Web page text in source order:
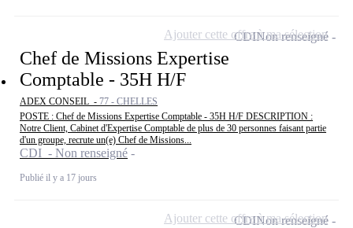
Chef de Missions Expertise
Comptable - 35H H/F
ADEX CONSEIL - 77 - CHELLES
POSTE : Chef de Missions Expertise Comptable - 35H H/F DESCRIPTION :
Notre Client, Cabinet d'Expertise Comptable de plus de 30 personnes faisant partie
d'un groupe, recrute un(e) Chef de Missions...
CDI - Non renseigné
Publié il y a 17 jours
CDINon renseigné
Ajouter cette offre à ma sélection
CDINon renseigné
Ajouter cette offre à ma sélection